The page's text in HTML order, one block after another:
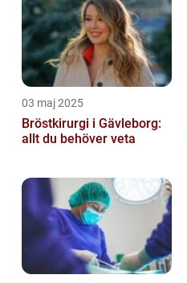
03 maj 2025
Bröstkirurgi i Gävleborg:
allt du behöver veta